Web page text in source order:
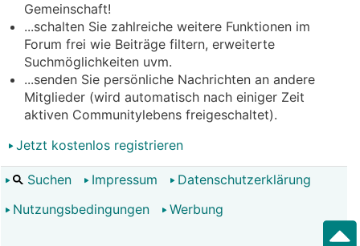
Gemeinschaft!
...schalten Sie zahlreiche weitere Funktionen im
Forum frei wie Beiträge filtern, erweiterte
Suchmöglichkeiten uvm.
...senden Sie persönliche Nachrichten an andere
Mitglieder (wird automatisch nach einiger Zeit
aktiven Communitylebens freigeschaltet).
Jetzt kostenlos registrieren
Suchen Impressum
Datenschutzerklärung
Nutzungsbedingungen
Werbung